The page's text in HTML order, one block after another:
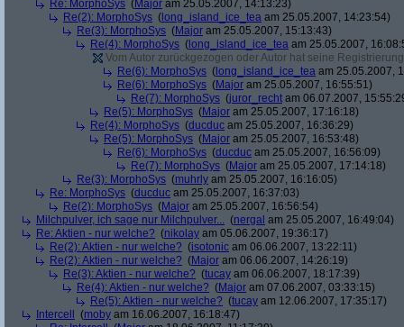
Re: MorphoSys (Major am 25.05.2007, 14:13:23)
Re(2): MorphoSys ( long_island_ice_tea am 25.05.2007, 14:23:54)
Re(3): MorphoSys (Major am 25.05.2007, 15:13:43)
Re(4): MorphoSys ( long_island_ice_tea am 25.05.2007,
Vom Autor zurückgezogen oder Autor hat seine
Re(6): MorphoSys ( long_island_ice_tea am 25.05.2007,
Re(6): MorphoSys (Major am 25.05.2007, 16:55:51)
Re(7): MorphoSys (juror_recht am 06.07.2007,
Re(5): MorphoSys (Major am 25.05.2007, 17:16:18)
Re(4): MorphoSys (ducduc am 25.05.2007, 16:36:29)
Re(5): MorphoSys (Major am 25.05.2007, 16:53:48)
Re(6): MorphoSys (ducduc am 25.05.2007, 16:56:09)
Re(7): MorphoSys (Major am 25.05.2007, 17:14:18)
Re(3): MorphoSys (muhrly am 25.05.2007, 16:16:05)
Re: MorphoSys (ducduc am 25.05.2007, 16:37:03)
Re(2): MorphoSys (Major am 25.05.2007, 16:56:54)
Milchpulver, ich sage nur Milchpulver... (nergal am 25.05.2007, 16:49:04)
Re: Aktien - nur welche? (nikolay am 05.06.2007, 19:36:17)
Re(2): Aktien - nur welche? (isotonic am 06.06.2007, 13:22:11)
Re(2): Aktien - nur welche? (Major am 06.06.2007, 14:26:19)
Re(3): Aktien - nur welche? (tucay am 06.06.2007, 18:17:39)
Re(4): Aktien - nur welche? (Major am 07.06.2007, 03:33:15)
Re(5): Aktien - nur welche? (tucay am 12.06.2007, 17:35:17)
Intercell
(moby am 16.06.2007, 16:18:47)